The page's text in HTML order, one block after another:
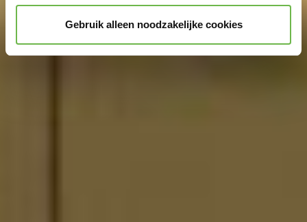
Gebruik alleen noodzakelijke cookies